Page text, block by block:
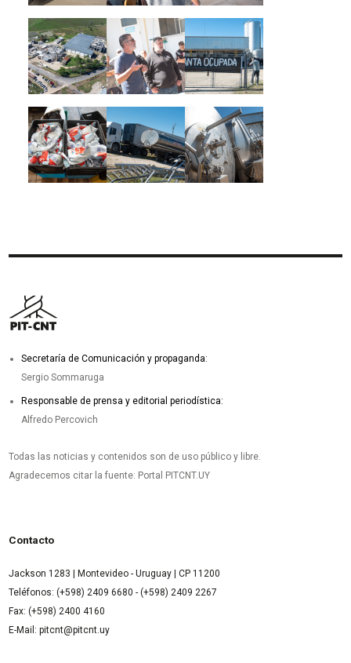
Imagen Imagen Imagen
Imagen Imagen Imagen
Secretaría de Comunicación y propaganda:
Sergio Sommaruga
Responsable de prensa y editorial periodística:
Alfredo Percovich
Todas las noticias y contenidos son de uso público y libre.
Agradecemos citar la fuente: Portal PITCNT.UY
Contacto
Jackson 1283 | Montevideo - Uruguay | CP 11200
Teléfonos: (+598) 2409 6680 - (+598) 2409 2267
Fax: (+598) 2400 4160
E-Mail: pitcnt@pitcnt.uy